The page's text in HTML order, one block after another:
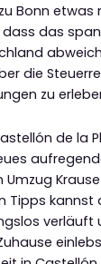
Bonn etwas
das
die
zu
de la
Tipps kannst
verläuft